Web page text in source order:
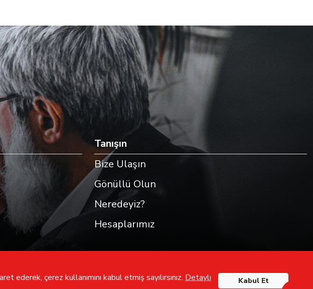
Tanışın
Bize Ulaşın
Gönüllü Olun
Neredeyiz?
Hesaplarımız
çerez kullanımını kabul etmiş sayılırsınız. Detaylı
Kabul Et